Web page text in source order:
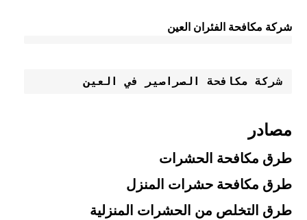
شركة مكافحة الفئران العين
شركة مكافحة الصراصير في العين
مصادر
طرق مكافحة الحشرات
طرق مكافحة حشرات المنزل
طرق التخلص من الحشرات المنزلية